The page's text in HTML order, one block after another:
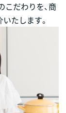
こだわりを、商
たします。